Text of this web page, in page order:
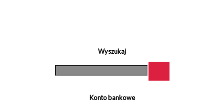
Wyszukaj
Konto bankowe